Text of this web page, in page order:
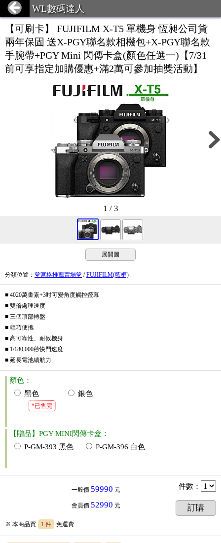
WL數碼達人
【可刷卡】 FUJIFILM X-T5 單機身 恆昶公司貨
兩年保固 送X-PGY聯名款相機包+X-PGY聯名款
手腕帶+PGY Mini 閃傳卡盒(顏色任選一)【7/31
前可享指定加購優惠+滿2萬可參加抽獎活動】
1 / 3
展開圖
分類位置 ： 💙宮格推薦賣場💙 /FUJIFILM(藍框)
■ 4020萬畫素+3吋可變角度觸控螢幕
■ 雙倍處理速度
■ 三個頂部轉盤
■ 輕巧便攜
■ 高可靠性、耐候機身
■ 1/180,000秒快門速度
■ 延長電池續航力
顏色：
黑色
*已售完
銀色
【贈品】PGY MINI閃傳卡盒：
P-GM-393 黑色
P-GM-396 白色
一般價 59990 元
會員價 52990 元
件數 ：
訂購
※ 本商品買 1 件 免運費